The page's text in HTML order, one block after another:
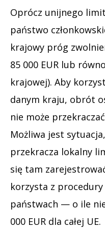
Oprócz unijnego
państwo
krajowy próg
85 000 EUR lub
krajowej). Aby
danym kraju, obrót
nie może
Możliwa jest
przekracza lokalny
się tam
korzysta z procedury
państwach — o ile
000 EUR dla całej UE.